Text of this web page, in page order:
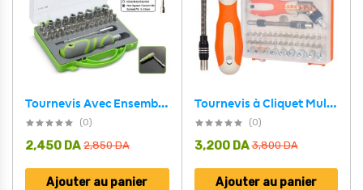
Tournevis Avec Ensemble Professionnel de Magnétiques 41 Pièces – مفك براغي احترافي مع 41 قطعة مغناطيسية
(0)
2,850DA
2,450 DA
Ajouter au panier
Tournevis à Cliquet Multifonction Haute Résistance 41en1– مفك براغي متعدد الوظائف عالي القوة
(0)
3,800DA
3,200 DA
Ajouter au panier